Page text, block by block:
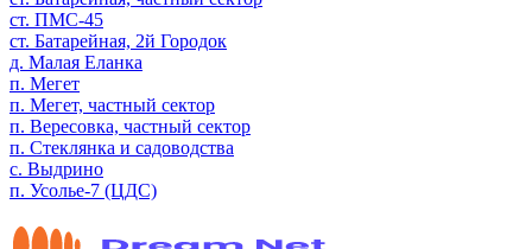
ст. ПМС-45
ст. Батарейная, 2й Городок
д. Малая Еланка
п. Мегет
п. Мегет, частный сектор
п. Вересовка, частный сектор
п. Стеклянка и садоводства
с. Выдрино
п. Усолье-7 (ЦДС)